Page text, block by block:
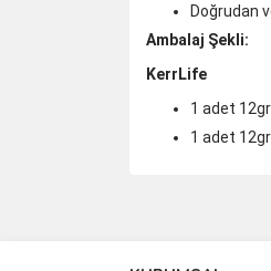
Doğrudan
Ambalaj Şekli:
KerrLife
1 adet
1 adet